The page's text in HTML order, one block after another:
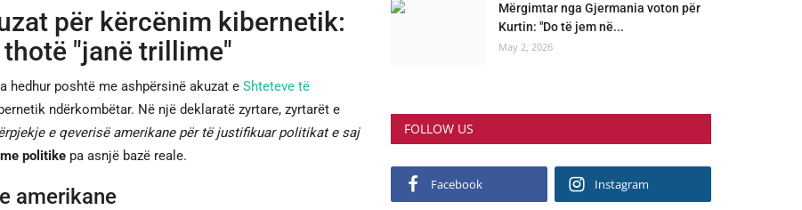
për kërcënim kibernetik:
"janë trillime"
hedhur poshtë me ashpërsinë akuzat e Shteteve të
ndërkombëtar. Në një deklaratë zyrtare, zyrtarët e
e qeverisë amerikane për të justifikuar politikat e saj
politike pa asnjë bazë reale.
amerikane
Mërgimtar nga Gjermania voton për
Kurtin: "Do të jem në...
May 2, 2026
FOLLOW US
Facebook Instagram